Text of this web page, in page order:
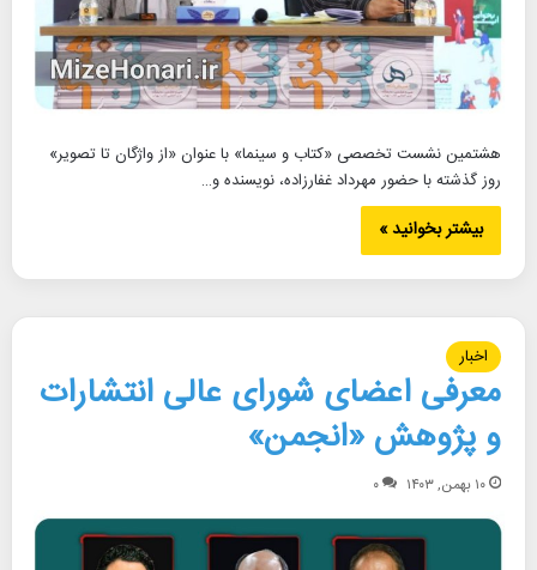
هشتمین نشست تخصصی «کتاب و سینما» با عنوان «از واژگان تا تصویر»
روز گذشته با حضور مهرداد غفارزاده، نویسنده و…
بیشتر بخوانید »
اخبار
معرفی اعضای شورای عالی انتشارات
و پژوهش «انجمن»
۱۰ بهمن, ۱۴۰۳ ۰